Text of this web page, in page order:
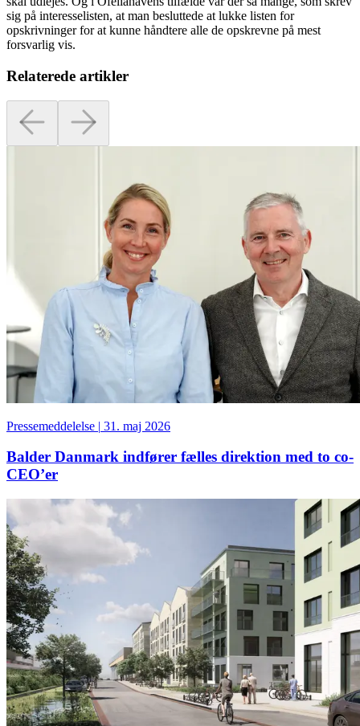
sig på interesselisten, at man besluttede at lukke listen for
opskrivninger for at kunne håndtere alle de opskrevne på mest
forsvarlig vis.
Relaterede artikler
Pressemeddelelse | 31. maj 2026
Balder Danmark indfører fælles direktion med to co-
CEO’er